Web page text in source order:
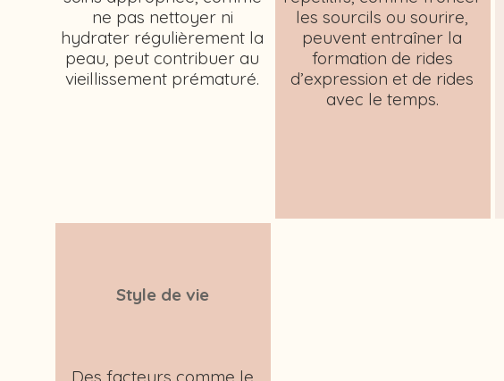
ne pas nettoyer ni
hydrater régulièrement la
peau, peut contribuer au
vieillissement prématuré.
les sourcils ou sourire,
peuvent entraîner la
formation de rides
d’expression et de rides
avec le temps.
Style de vie
Des facteurs comme le